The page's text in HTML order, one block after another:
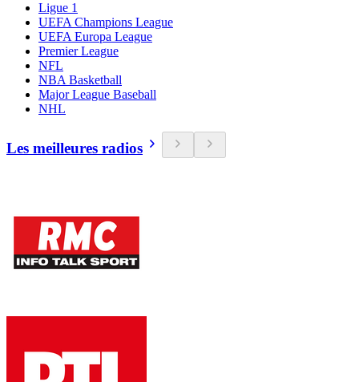
Ligue 1
UEFA Champions League
UEFA Europa League
Premier League
NFL
NBA Basketball
Major League Baseball
NHL
Les meilleures radios